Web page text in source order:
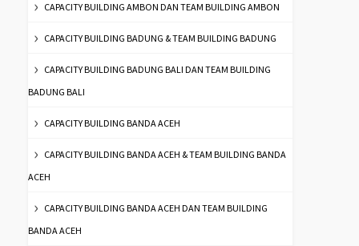
CAPACITY BUILDING AMBON DAN TEAM BUILDING AMBON
CAPACITY BUILDING BADUNG & TEAM BUILDING BADUNG
CAPACITY BUILDING BADUNG BALI DAN TEAM BUILDING
BADUNG BALI
CAPACITY BUILDING BANDA ACEH
CAPACITY BUILDING BANDA ACEH & TEAM BUILDING BANDA
ACEH
CAPACITY BUILDING BANDA ACEH DAN TEAM BUILDING
BANDA ACEH